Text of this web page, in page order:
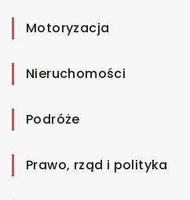
Motoryzacja
Nieruchomości
Podróże
Prawo, rząd i polityka